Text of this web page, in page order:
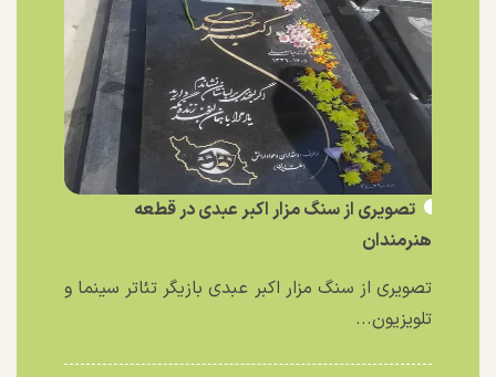
تصویری از سنگ مزار اکبر عبدی در قطعه
هنرمندان
تصویری از سنگ مزار اکبر عبدی بازیگر تئاتر سینما و
تلویزیون...